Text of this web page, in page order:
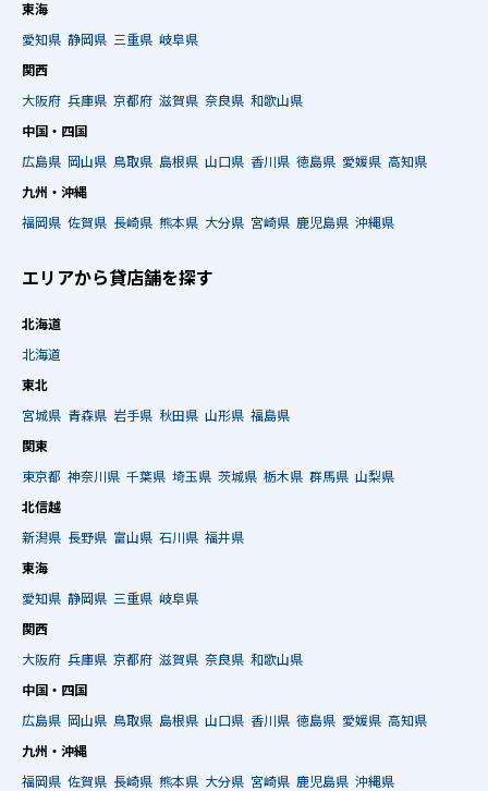
東海
愛知県 静岡県 三重県 岐阜県
関西
大阪府 兵庫県 京都府 滋賀県 奈良県 和歌山県
中国・四国
広島県 岡山県 鳥取県 島根県 山口県 香川県 徳島県 愛媛県 高知県
九州・沖縄
福岡県 佐賀県 長崎県 熊本県 大分県 宮崎県 鹿児島県 沖縄県
エリアから貸店舗を探す
北海道
北海道
東北
宮城県 青森県 岩手県 秋田県 山形県 福島県
関東
東京都 神奈川県 千葉県 埼玉県 茨城県 栃木県 群馬県 山梨県
北信越
新潟県 長野県 富山県 石川県 福井県
東海
愛知県 静岡県 三重県 岐阜県
関西
大阪府 兵庫県 京都府 滋賀県 奈良県 和歌山県
中国・四国
広島県 岡山県 鳥取県 島根県 山口県 香川県 徳島県 愛媛県 高知県
九州・沖縄
福岡県 佐賀県 長崎県 熊本県 大分県 宮崎県 鹿児島県 沖縄県